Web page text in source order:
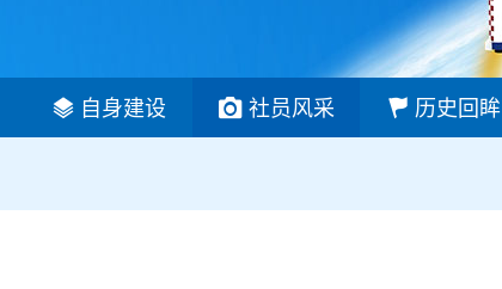
自身建设 社员风采 历史回眸